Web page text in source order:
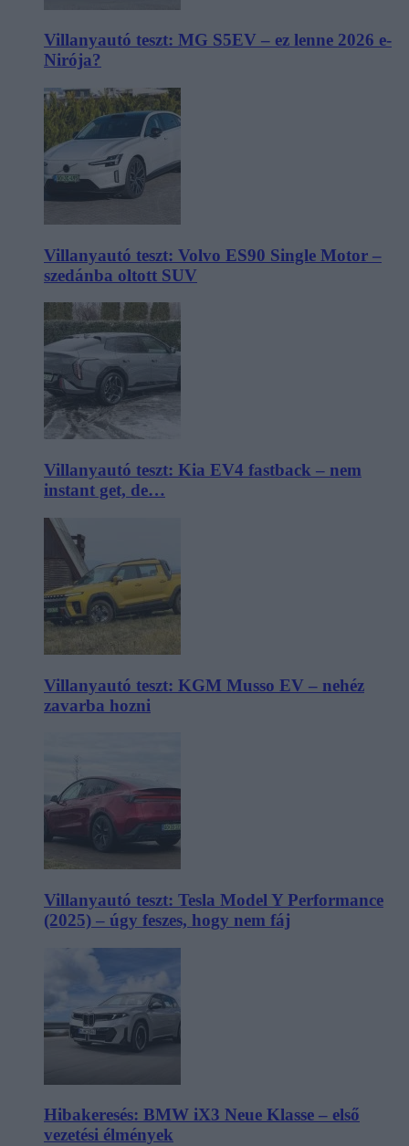
Villanyautó teszt: MG S5EV – ez lenne 2026 e-
Nirója?
Villanyautó teszt: Volvo ES90 Single Motor –
szedánba oltott SUV
Villanyautó teszt: Kia EV4 fastback – nem
instant get, de…
Villanyautó teszt: KGM Musso EV – nehéz
zavarba hozni
Villanyautó teszt: Tesla Model Y Performance
(2025) – úgy feszes, hogy nem fáj
Hibakeresés: BMW iX3 Neue Klasse – első
vezetési élmények